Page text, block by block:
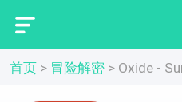
首页 > 冒险解密 > Oxide -